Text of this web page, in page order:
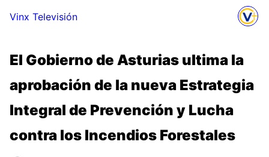
Vinx Televisión
El Gobierno de Asturias ultima la
aprobación de la nueva Estrategia
Integral de Prevención y Lucha
contra los Incendios Forestales